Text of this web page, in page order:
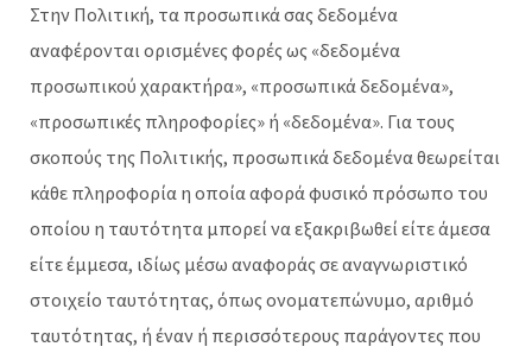
Στην Πολιτική, τα προσωπικά σας δεδομένα
αναφέρονται ορισμένες φορές ως «δεδομένα
προσωπικού χαρακτήρα», «προσωπικά δεδομένα»,
«προσωπικές πληροφορίες» ή «δεδομένα». Για τους
σκοπούς της Πολιτικής, προσωπικά δεδομένα θεωρείται
κάθε πληροφορία η οποία αφορά φυσικό πρόσωπο του
οποίου η ταυτότητα μπορεί να εξακριβωθεί είτε άμεσα
είτε έμμεσα, ιδίως μέσω αναφοράς σε αναγνωριστικό
στοιχείο ταυτότητας, όπως ονοματεπώνυμο, αριθμό
ταυτότητας, ή έναν ή περισσότερους παράγοντες που